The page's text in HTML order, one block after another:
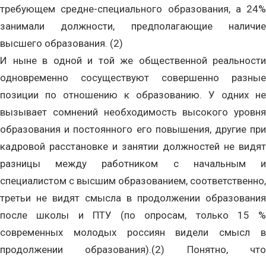
требующем средне-специального образования, а 24%
занимали должности, предполагающие наличие
высшего образования. (2)
И ныне в одной и той же общественной реальности
одновременно сосуществуют совершенно разные
позиции по отношению к образованию. У одних не
вызывает сомнений необходимость высокого уровня
образования и постоянного его повышения, другие при
кадровой расстановке и занятии должностей не видят
разницы между работником с начальным и
специалистом с высшим образованием, соответственно,
третьи не видят смысла в продолжении образования
после школы и ПТУ (по опросам, только 15 %
современных молодых россиян видели смысл в
продолжении образования).(2) Понятно, что